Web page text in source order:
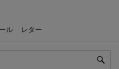
ル レター